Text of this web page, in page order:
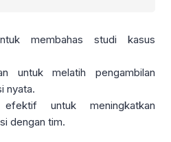
membahas studi kasus
untuk melatih pengambilan
nyata.
untuk meningkatkan
dengan tim.